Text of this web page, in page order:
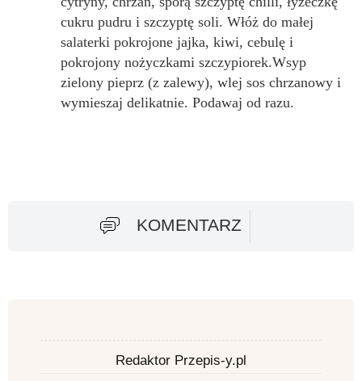
cukru pudru i szczyptę soli. Włóż do małej
salaterki pokrojone jajka, kiwi, cebulę i
pokrojony nożyczkami szczypiorek.Wsyp
zielony pieprz (z zalewy), wlej sos chrzanowy i
wymieszaj delikatnie. Podawaj od razu.
KOMENTARZ
Redaktor Przepis-y.pl